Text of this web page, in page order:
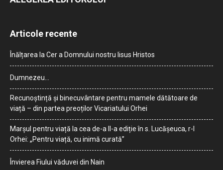
Articole recente
Înălțarea la Cer a Domnului nostru Iisus Hristos
Dumnezeu…
Recunoștință și binecuvântare pentru mamele dătătoare de
viață – din partea preoților Vicariatului Orhei
Marșul pentru viață la cea de-a II-a ediție în s. Lucășeuca, r-l
Orhei: „Pentru viață, cu inimă curată”
Învierea Fiului văduvei din Nain